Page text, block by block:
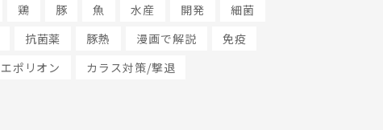
鶏 豚 魚 水産 開発
細菌
抗菌薬 豚熱 漫画で解説
免疫
エポリオン カラス対策/撃退